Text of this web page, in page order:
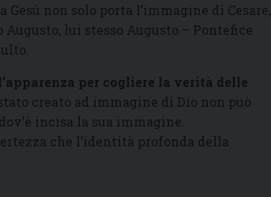
Gesù non solo porta l’immagine di Cesare,
lui stesso Augusto – Pontefice
per cogliere la verità delle
creato ad immagine di Dio non può
incisa la sua immagine.
che l’identità profonda della